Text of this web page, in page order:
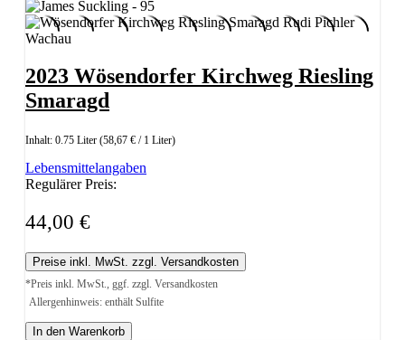
2023 Wösendorfer Kirchweg Riesling
Smaragd
Inhalt: 0.75 Liter (58,67 € / 1 Liter)
Lebensmittelangaben
Regulärer Preis:
44,00 €
Preise inkl. MwSt. zzgl. Versandkosten
*Preis inkl. MwSt., ggf. zzgl. Versandkosten
Allergenhinweis: enthält Sulfite
In den Warenkorb